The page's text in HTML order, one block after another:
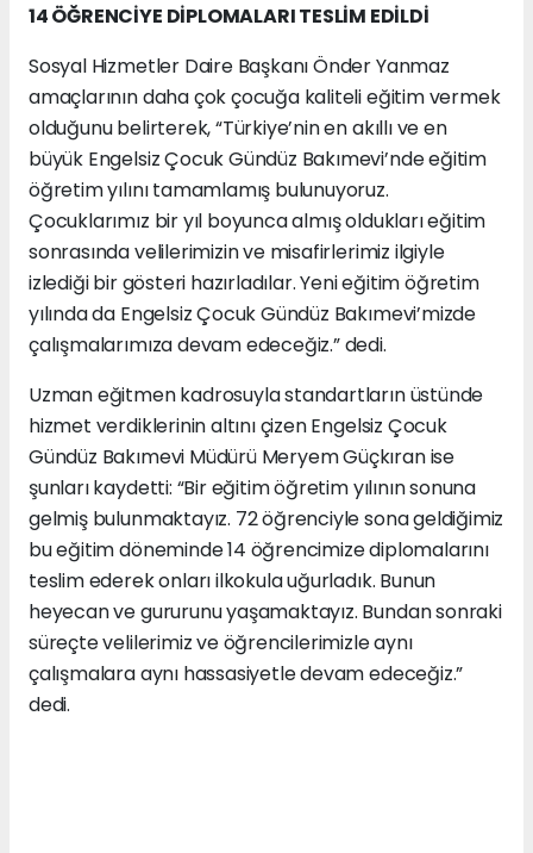
14 ÖĞRENCİYE DİPLOMALARI TESLİM EDİLDİ
Sosyal Hizmetler Daire Başkanı Önder Yanmaz
amaçlarının daha çok çocuğa kaliteli eğitim vermek
olduğunu belirterek, “Türkiye’nin en akıllı ve en
büyük Engelsiz Çocuk Gündüz Bakımevi’nde eğitim
öğretim yılını tamamlamış bulunuyoruz.
Çocuklarımız bir yıl boyunca almış oldukları eğitim
sonrasında velilerimizin ve misafirlerimiz ilgiyle
izlediği bir gösteri hazırladılar. Yeni eğitim öğretim
yılında da Engelsiz Çocuk Gündüz Bakımevi’mizde
çalışmalarımıza devam edeceğiz.” dedi.
Uzman eğitmen kadrosuyla standartların üstünde
hizmet verdiklerinin altını çizen Engelsiz Çocuk
Gündüz Bakımevi Müdürü Meryem Güçkıran ise
şunları kaydetti: “Bir eğitim öğretim yılının sonuna
gelmiş bulunmaktayız. 72 öğrenciyle sona geldiğimiz
bu eğitim döneminde 14 öğrencimize diplomalarını
teslim ederek onları ilkokula uğurladık. Bunun
heyecan ve gururunu yaşamaktayız. Bundan sonraki
süreçte velilerimiz ve öğrencilerimizle aynı
çalışmalara aynı hassasiyetle devam edeceğiz.”
dedi.